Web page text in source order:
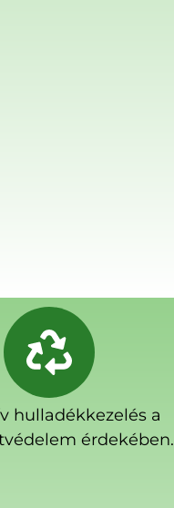
hulladékkezelés a
érdekében.